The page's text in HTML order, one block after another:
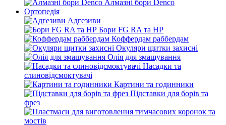
Алмазні бори Denco
Ортопедія
Адгезиви
Бори FG RA та HP
Коффердам раббердам
Окуляри щитки захисні
Олія для змащування
Насадки та
слиновідсмоктувачі
Картини та годинники
Підставки для борів та
фрез